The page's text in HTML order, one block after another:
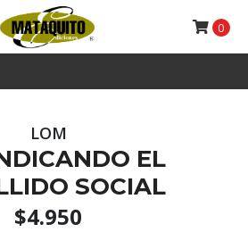
0
LOM
EL
SOCIAL
$4.950